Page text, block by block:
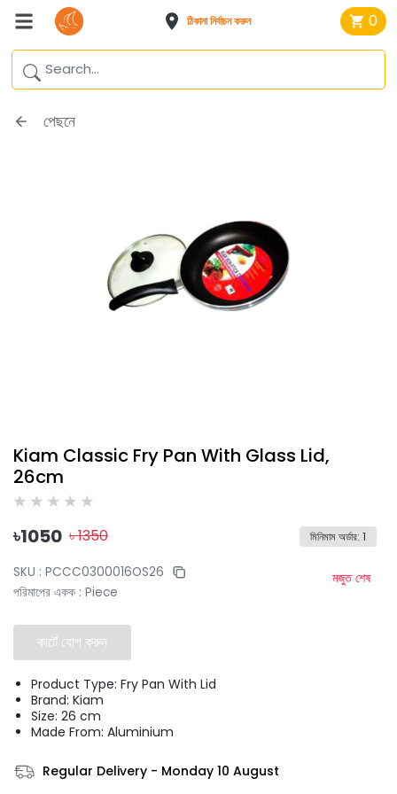
ঠিকানা নির্বাচন করুন 0
পেছনে
Kiam Classic Fry Pan With Glass Lid,
26cm
৳1050 ৳1350 মিনিমাম অর্ডার: 1
SKU : PCCC0300016OS26
পরিমাপের একক : Piece
মজুত শেষ
কার্টে যোগ করুন
Product Type: Fry Pan With Lid
Brand: Kiam
Size: 26 cm
Made From: Aluminium
Regular Delivery - Monday 10 August